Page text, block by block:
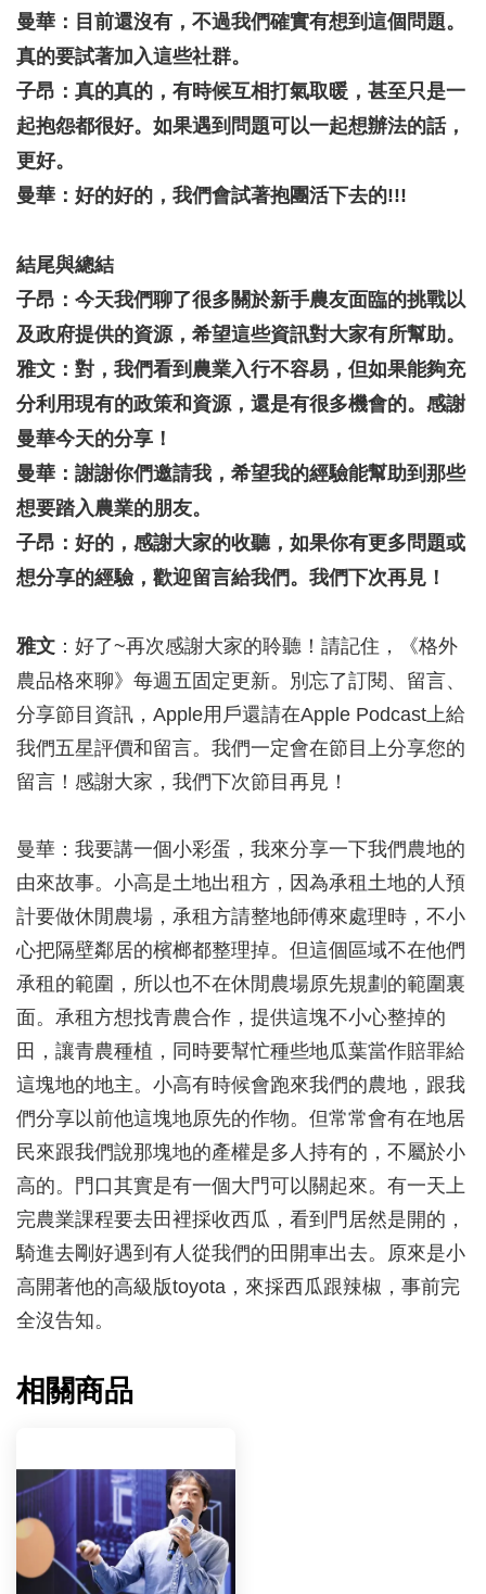
曼華：目前還沒有，不過我們確實有想到這個問題。
真的要試著加入這些社群。
子昂：真的真的，有時候互相打氣取暖，甚至只是一
起抱怨都很好。如果遇到問題可以一起想辦法的話，
更好。
曼華：好的好的，我們會試著抱團活下去的!!!
結尾與總結
子昂：今天我們聊了很多關於新手農友面臨的挑戰以
及政府提供的資源，希望這些資訊對大家有所幫助。
雅文：對，我們看到農業入行不容易，但如果能夠充
分利用現有的政策和資源，還是有很多機會的。感謝
曼華今天的分享！
曼華：謝謝你們邀請我，希望我的經驗能幫助到那些
想要踏入農業的朋友。
子昂：好的，感謝大家的收聽，如果你有更多問題或
想分享的經驗，歡迎留言給我們。我們下次再見！
雅文 ：好了~再次感謝大家的聆聽！請記住，《格外
農品格來聊》每週五固定更新。別忘了訂閱、留言、
分享節目資訊，Apple用戶還請在Apple Podcast上給
我們五星評價和留言。我們一定會在節目上分享您的
留言！感謝大家，我們下次節目再見！
曼華：我要講一個小彩蛋，我來分享一下我們農地的
由來故事。小高是土地出租方，因為承租土地的人預
計要做休閒農場，承租方請整地師傅來處理時，不小
心把隔壁鄰居的檳榔都整理掉。但這個區域不在他們
承租的範圍，所以也不在休閒農場原先規劃的範圍裏
面。承租方想找青農合作，提供這塊不小心整掉的
田，讓青農種植，同時要幫忙種些地瓜葉當作賠罪給
這塊地的地主。小高有時候會跑來我們的農地，跟我
們分享以前他這塊地原先的作物。但常常會有在地居
民來跟我們說那塊地的產權是多人持有的，不屬於小
高的。門口其實是有一個大門可以關起來。有一天上
完農業課程要去田裡採收西瓜，看到門居然是開的，
騎進去剛好遇到有人從我們的田開車出去。原來是小
高開著他的高級版toyota，來採西瓜跟辣椒，事前完
全沒告知。
相關商品